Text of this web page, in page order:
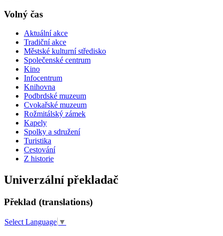
Volný čas
Aktuální akce
Tradiční akce
Městské kulturní středisko
Společenské centrum
Kino
Infocentrum
Knihovna
Podbrdské muzeum
Cvokařské muzeum
Rožmitálský zámek
Kapely
Spolky a sdružení
Turistika
Cestování
Z historie
Univerzální překladač
Překlad (translations)
Select Language ▼